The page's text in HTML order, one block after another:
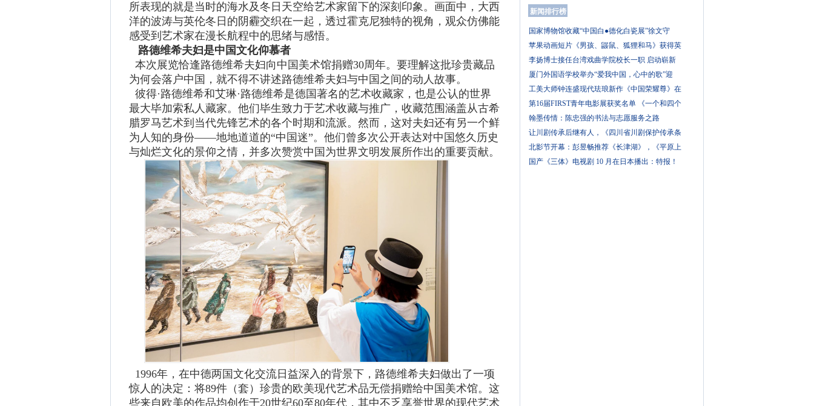
所表现的就是当时的海水及冬日天空给艺术家留下的深刻印象。画面中，大西
洋的波涛与英伦冬日的阴霾交织在一起，透过霍克尼独特的视角，观众仿佛能
感受到艺术家在漫长航程中的思绪与感悟。
路德维希夫妇是中国文化仰慕者
本次展览恰逢路德维希夫妇向中国美术馆捐赠30周年。要理解这批珍贵藏品
为何会落户中国，就不得不讲述路德维希夫妇与中国之间的动人故事。
彼得·路德维希和艾琳·路德维希是德国著名的艺术收藏家，也是公认的世界
最大毕加索私人藏家。他们毕生致力于艺术收藏与推广，收藏范围涵盖从古希
腊罗马艺术到当代先锋艺术的各个时期和流派。然而，这对夫妇还有另一个鲜
为人知的身份——地地道道的“中国迷”。他们曾多次公开表达对中国悠久历史
与灿烂文化的景仰之情，并多次赞赏中国为世界文明发展所作出的重要贡献。
1996年，在中德两国文化交流日益深入的背景下，路德维希夫妇做出了一项
惊人的决定：将89件（套）珍贵的欧美现代艺术品无偿捐赠给中国美术馆。这
些来自欧美的作品均创作于20世纪60至80年代，其中不乏享誉世界的现代艺术
新闻排行榜
国家博物馆收藏“中国白●德化白瓷展”徐文守
苹果动画短片《男孩、鼹鼠、狐狸和马》获得英
李扬博士接任台湾戏曲学院校长一职 启动崭新
厦门外国语学校举办“爱我中国，心中的歌”迎
工美大师钟连盛现代珐琅新作《中国荣耀尊》在
第16届FIRST青年电影展获奖名单 《一个和四个
翰墨传情：陈忠强的书法与志愿服务之路
让川剧传承后继有人，《四川省川剧保护传承条
北影节开幕：彭昱畅推荐《长津湖》，《平原上
国产《三体》电视剧 10 月在日本播出：特报！